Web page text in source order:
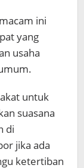
ini
yang
usaha
untuk
suasana
di
jika ada
ketertiban